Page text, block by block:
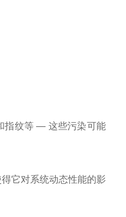
指纹等 — 这些污染可能
它对系统动态性能的影